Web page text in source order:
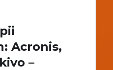
Acronis,
–